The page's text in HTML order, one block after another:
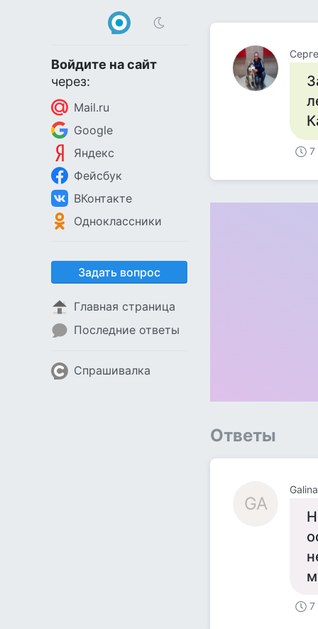
Войдите на сайт
через:
Mail.ru
Google
Яндекс
Фейсбук
ВКонтакте
Одноклассники
Задать вопрос
Главная страница
Последние ответы
Спрашивалка
7
Ответы
GA
7